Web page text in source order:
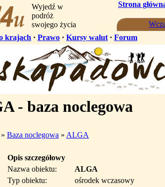
Wyjedź w
podróż
swojego życia
Strona
krajach · Prawo · Kursy walut · Forum
- baza noclegowa
» Baza noclegowa » ALGA
Opis szczegółowy
Nazwa obiektu:
ALGA
Typ obiektu:
ośrodek wczasowy